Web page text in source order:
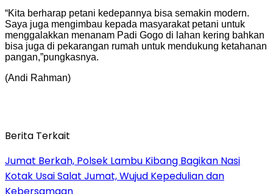
“Kita berharap petani kedepannya bisa semakin modern.
Saya juga mengimbau kepada masyarakat petani untuk
menggalakkan menanam Padi Gogo di lahan kering bahkan
bisa juga di pekarangan rumah untuk mendukung ketahanan
pangan,”pungkasnya.
(Andi Rahman)
Berita Terkait
Jumat Berkah, Polsek Lambu Kibang Bagikan Nasi
Kotak Usai Salat Jumat, Wujud Kepedulian dan
Kebersamaan